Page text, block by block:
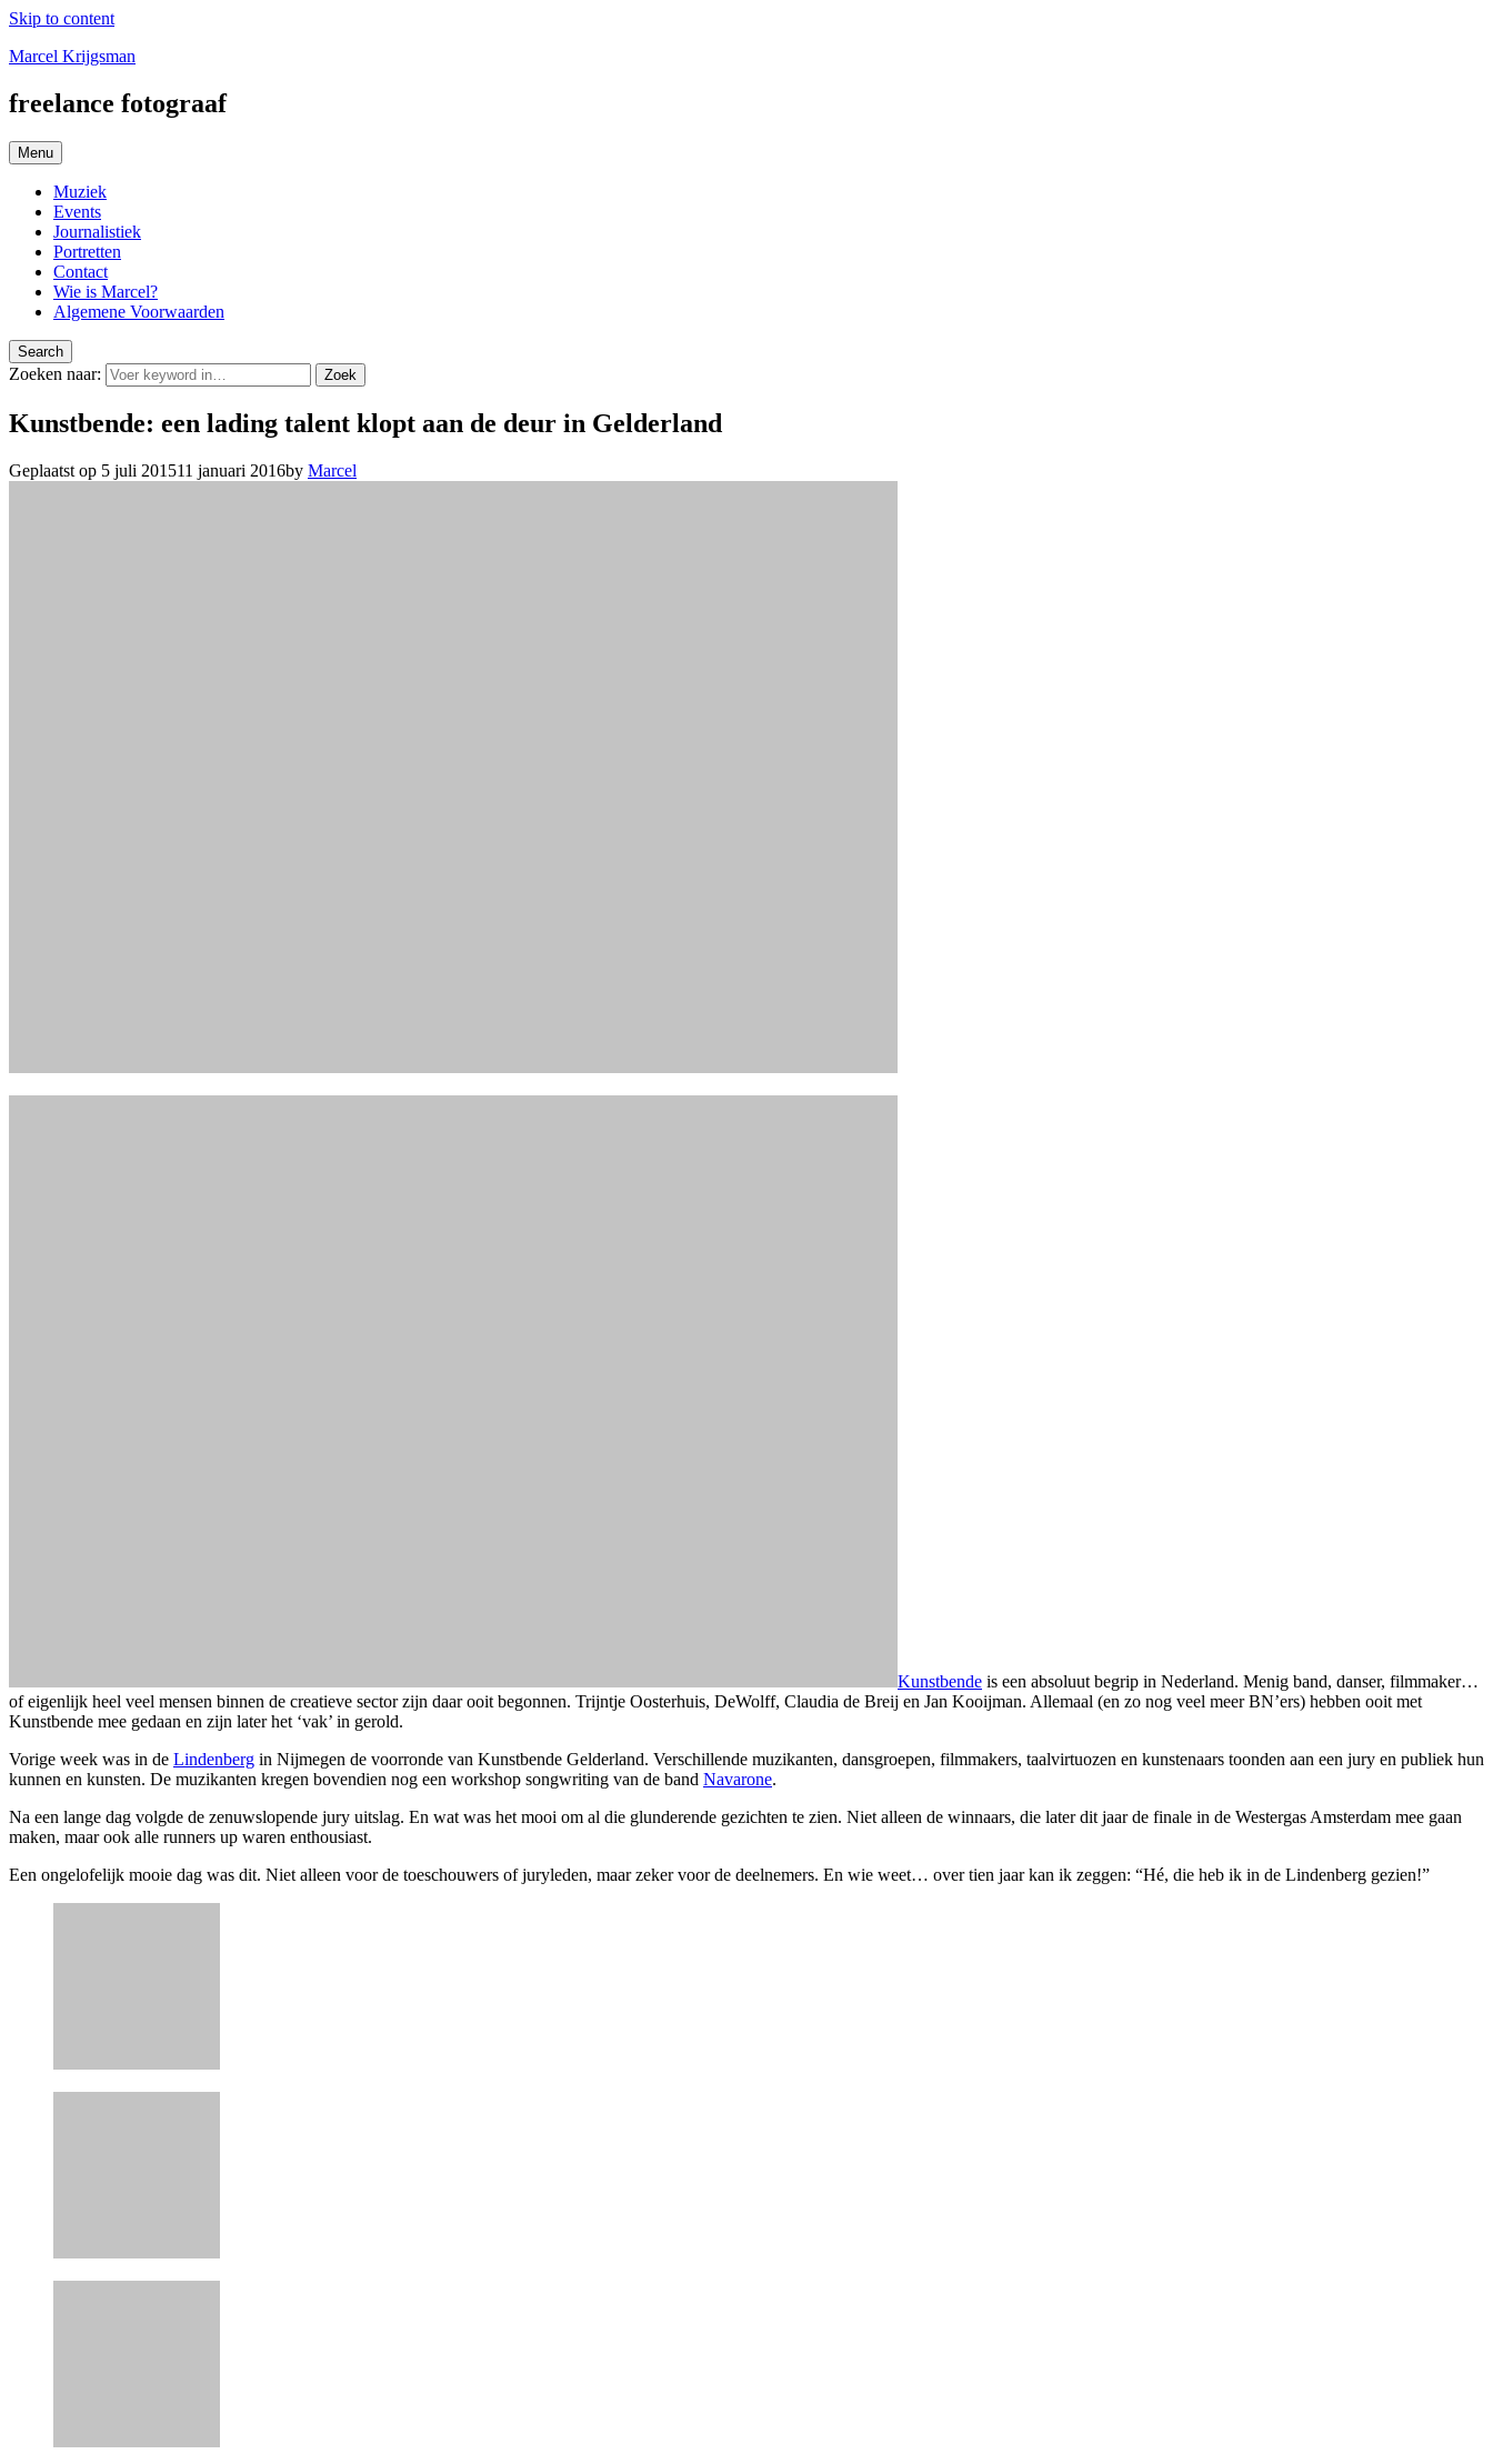
Skip to content
Marcel Krijgsman
freelance fotograaf
Menu
Muziek
Events
Journalistiek
Portretten
Contact
Wie is Marcel?
Algemene Voorwaarden
Search
Zoeken naar: Zoek
Kunstbende: een lading talent klopt aan de deur in Gelderland
Geplaatst op 5 juli 201511 januari 2016by Marcel
Kunstbende is een absoluut begrip in Nederland. Menig band, danser, filmmaker…
of eigenlijk heel veel mensen binnen de creatieve sector zijn daar ooit begonnen. Trijntje Oosterhuis, DeWolff, Claudia de Breij en Jan Kooijman. Allemaal (en zo nog veel meer BN’ers) hebben ooit met
Kunstbende mee gedaan en zijn later het ‘vak’ in gerold.
Vorige week was in de Lindenberg in Nijmegen de voorronde van Kunstbende Gelderland. Verschillende muzikanten, dansgroepen, filmmakers, taalvirtuozen en kunstenaars toonden aan een jury en publiek hun
kunnen en kunsten. De muzikanten kregen bovendien nog een workshop songwriting van de band Navarone.
Na een lange dag volgde de zenuwslopende jury uitslag. En wat was het mooi om al die glunderende gezichten te zien. Niet alleen de winnaars, die later dit jaar de finale in de Westergas Amsterdam mee gaan
maken, maar ook alle runners up waren enthousiast.
Een ongelofelijk mooie dag was dit. Niet alleen voor de toeschouwers of juryleden, maar zeker voor de deelnemers. En wie weet… over tien jaar kan ik zeggen: “Hé, die heb ik in de Lindenberg gezien!”